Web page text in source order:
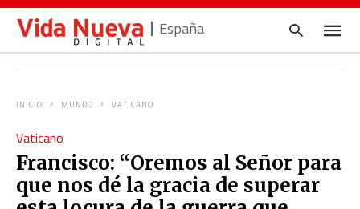
España
y
INICIO MUNDO VATICANO
Vaticano
Francisco: “Oremos al Señor para
que nos dé la gracia de superar